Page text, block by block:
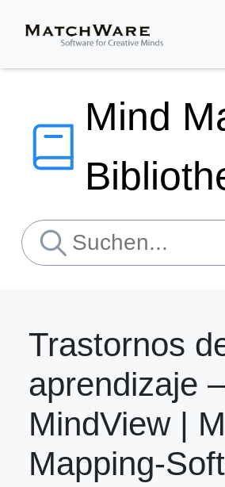
Mind
Trastornos
aprendizaje –
MindView |
Mapping-